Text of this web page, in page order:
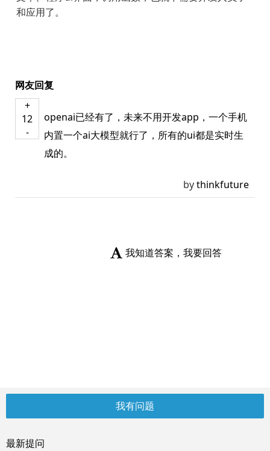
和应用了。
网友回复
+
12
-
openai已经有了，未来不用开发app，一个手机
内置一个ai大模型就行了，所有的ui都是实时生
成的。
bythinkfuture
我知道答案，我要回答
我有问题
最新提问